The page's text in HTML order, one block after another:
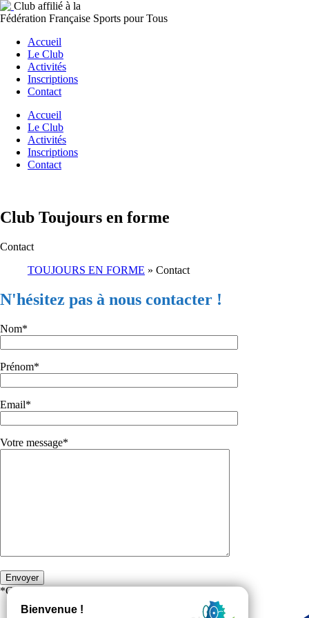
Club affilié à la
Fédération Française Sports pour Tous
Accueil
Le Club
Activités
Inscriptions
Contact
Accueil
Le Club
Activités
Inscriptions
Contact
Club Toujours en forme
Contact
TOUJOURS EN FORME » Contact
N'hésitez pas à nous contacter !
Nom*
Prénom*
Email*
Votre message*
*Champs obligatoires